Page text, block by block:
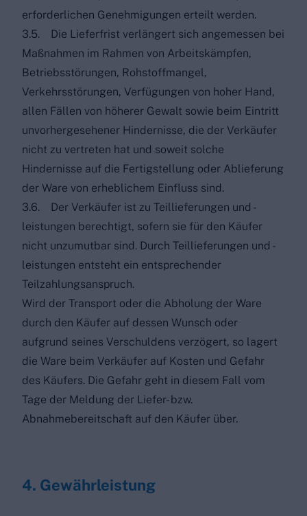
erforderlichen Genehmigungen erteilt werden.
3.5. Die Lieferfrist verlängert sich angemessen bei
Maßnahmen im Rahmen von Arbeitskämpfen,
Betriebsstörungen, Rohstoffmangel,
Verkehrsstörungen, Verfügungen von hoher Hand,
allen Fällen von höherer Gewalt sowie beim Eintritt
unvorhergesehener Hindernisse, die der Verkäufer
nicht zu vertreten hat und soweit solche
Hindernisse auf die Fertigstellung oder Ablieferung
der Ware von erheblichem Einfluss sind.
3.6. Der Verkäufer ist zu Teillieferungen und -
leistungen berechtigt, sofern sie für den Käufer
nicht unzumutbar sind. Durch Teillieferungen und -
leistungen entsteht ein entsprechender
Teilzahlungsanspruch.
Wird der Transport oder die Abholung der Ware
durch den Käufer auf dessen Wunsch oder
aufgrund seines Verschuldens verzögert, so lagert
die Ware beim Verkäufer auf Kosten und Gefahr
des Käufers. Die Gefahr geht in diesem Fall vom
Tage der Meldung der Liefer- bzw.
Abnahmebereitschaft auf den Käufer über.
4. Gewährleistung